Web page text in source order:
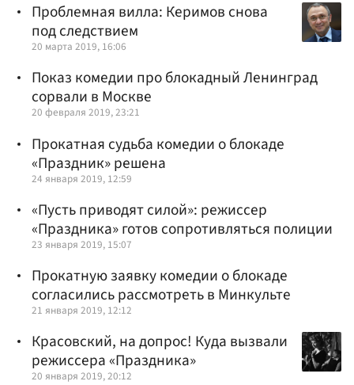
Проблемная вилла: Керимов снова
под следствием
20 марта 2019, 16:06
Показ комедии про блокадный Ленинград
сорвали в Москве
20 февраля 2019, 23:21
Прокатная судьба комедии о блокаде
«Праздник» решена
24 января 2019, 12:59
«Пусть приводят силой»: режиссер
«Праздника» готов сопротивляться полиции
23 января 2019, 15:07
Прокатную заявку комедии о блокаде
согласились рассмотреть в Минкульте
21 января 2019, 12:12
Красовский, на допрос! Куда вызвали
режиссера «Праздника»
20 января 2019, 20:12